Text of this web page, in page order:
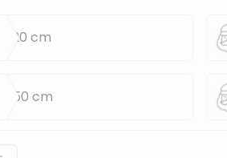
10-20 cm
41-50 cm